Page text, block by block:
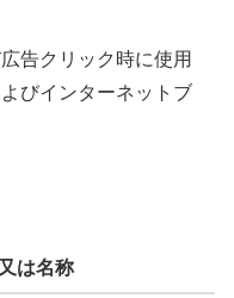
告クリック時に使用
びインターネットブ
は名称